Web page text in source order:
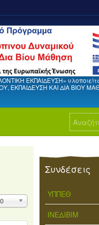
ΕΚΠΑΙΔΕΥΣΗ»
ΕΚΠΑΙΔΕΥΣΗ ΚΑΙ ΔΙΑ ΒΙΟΥ
Συνδέσεις
ΥΠΠΕΘ
ΙΝΕΔΙΒΙΜ